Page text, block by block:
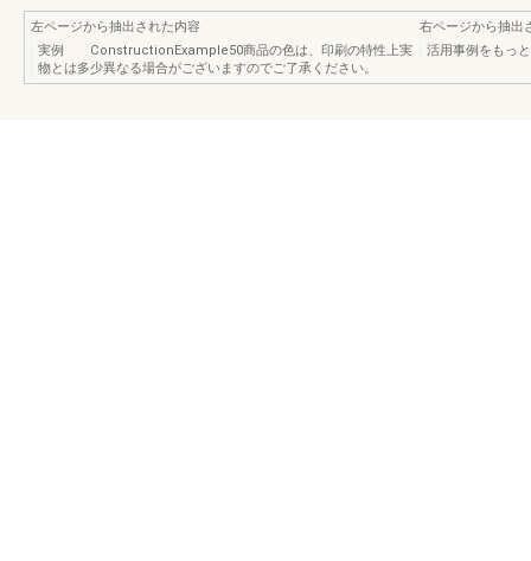
左ページから抽出された内容
実例 ConstructionExample50商品の色は、印刷の特性上実
物とは多少異なる場合がございますのでご了承ください。
右ページから抽出
活用事例をもっ